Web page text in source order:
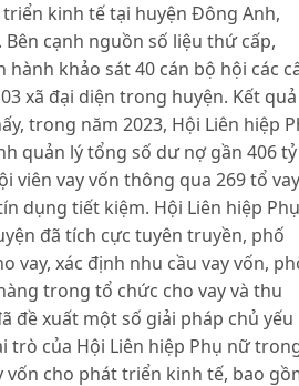
kinh tế tại huyện Đông Anh,
cạnh nguồn số liệu thứ cấp,
hành khảo sát 40 cán bộ hội các
xã đại diện trong huyện. Kết quả
trong năm 2023, Hội Liên hiệp
quản lý tổng số dư nợ gần 406 tỷ
viên vay vốn thông qua 269 tổ vay
dụng tiết kiệm. Hội Liên hiệp Phụ
đã tích cực tuyên truyền, phố
vay, xác định nhu cầu vay vốn,
trong tổ chức cho vay và thu
đề xuất một số giải pháp chủ yếu
trò của Hội Liên hiệp Phụ nữ
vốn cho phát triển kinh tế, bao